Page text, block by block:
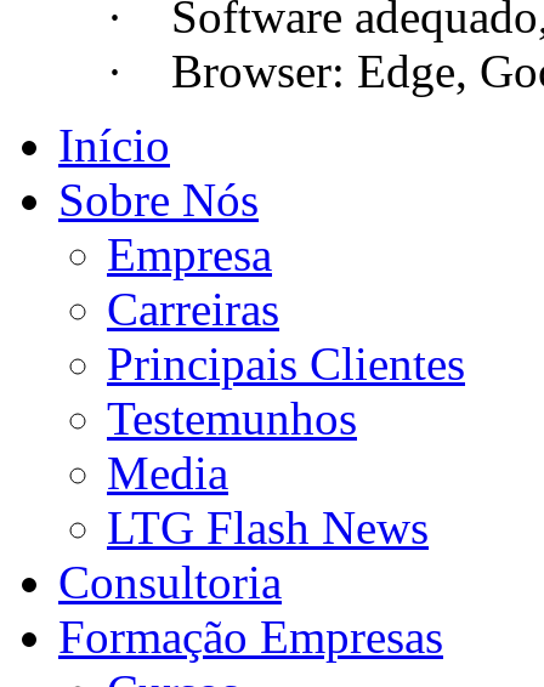
· Software adequado,
· Browser: Edge,
Início
Sobre Nós
Empresa
Carreiras
Principais Clientes
Testemunhos
Media
LTG Flash News
Consultoria
Formação Empresas